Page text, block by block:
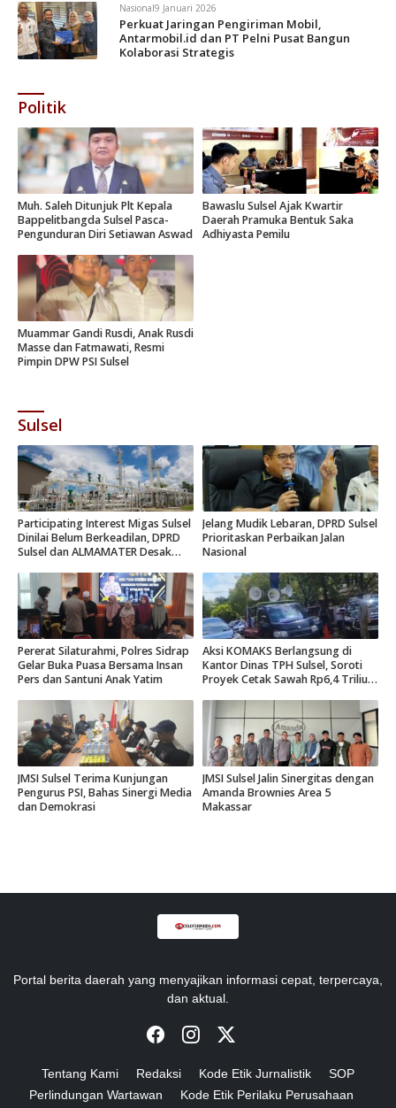
Nasional9 Januari 2026
Perkuat Jaringan Pengiriman Mobil,
Antarmobil.id dan PT Pelni Pusat Bangun
Kolaborasi Strategis
Politik
Muh. Saleh Ditunjuk Plt Kepala
Bappelitbangda Sulsel Pasca-
Pengunduran Diri Setiawan Aswad
Bawaslu Sulsel Ajak Kwartir
Daerah Pramuka Bentuk Saka
Adhiyasta Pemilu
Muammar Gandi Rusdi, Anak Rusdi
Masse dan Fatmawati, Resmi
Pimpin DPW PSI Sulsel
Sulsel
Participating Interest Migas Sulsel
Dinilai Belum Berkeadilan, DPRD
Sulsel dan ALMAMATER Desak
Jelang Mudik Lebaran, DPRD Sulsel
Prioritaskan Perbaikan Jalan
Nasional
Pererat Silaturahmi, Polres Sidrap
Gelar Buka Puasa Bersama Insan
Pers dan Santuni Anak Yatim
Aksi KOMAKS Berlangsung di
Kantor Dinas TPH Sulsel, Soroti
Proyek Cetak Sawah Rp6,4 Triliun
JMSI Sulsel Terima Kunjungan
Pengurus PSI, Bahas Sinergi Media
dan Demokrasi
JMSI Sulsel Jalin Sinergitas dengan
Amanda Brownies Area 5
Makassar
Portal berita daerah yang menyajikan informasi cepat, terpercaya,
dan aktual.
Tentang Kami Redaksi Kode Etik Jurnalistik
SOP
Perlindungan Wartawan
Kode Etik Perilaku Perusahaan